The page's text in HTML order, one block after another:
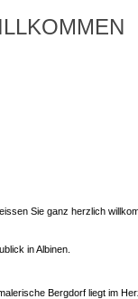
Sie ganz herzlich
in Albinen.
Bergdorf liegt im